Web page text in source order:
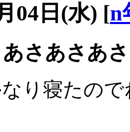
04日(水) [n
さあさあ
り寝たの